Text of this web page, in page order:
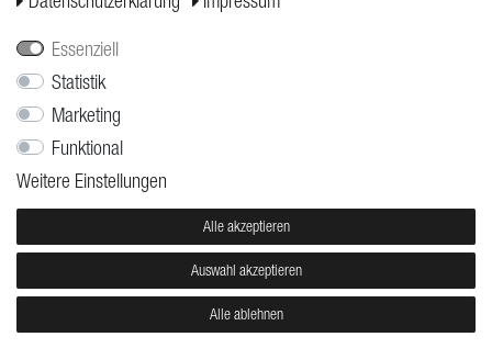
ROSES
Timor
9,95 €
Essenziell
Statistik
Marketing
Funktional
Weitere Einstellungen
Alle akzeptieren
Auswahl akzeptieren
Alle ablehnen